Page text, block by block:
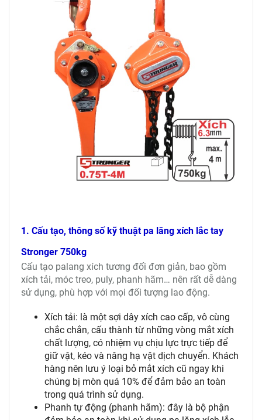
1. Cấu tạo, thông số kỹ thuật pa lăng xích lắc tay
Stronger 750kg
Cấu tạo palang xích tương đối đơn giản, bao gồm
xích tải, móc treo, puly, phanh hãm… nên rất dễ dàng
sử dụng, phù hợp với mọi đối tượng lao động.
Xích tải: là một sợi dây xích cao cấp, vô cùng
chắc chắn, cấu thành từ những vòng mắt xích
chất lượng, có nhiệm vụ chịu lực trực tiếp để
giữ vật, kéo và nâng hạ vật dịch chuyển. Khách
hàng nên lưu ý loại bỏ mắt xích cũ ngay khi
chúng bị mòn quá 10% để đảm bảo an toàn
trong quá trình sử dụng.
Phanh tự động (phanh hãm): đây là bộ phận